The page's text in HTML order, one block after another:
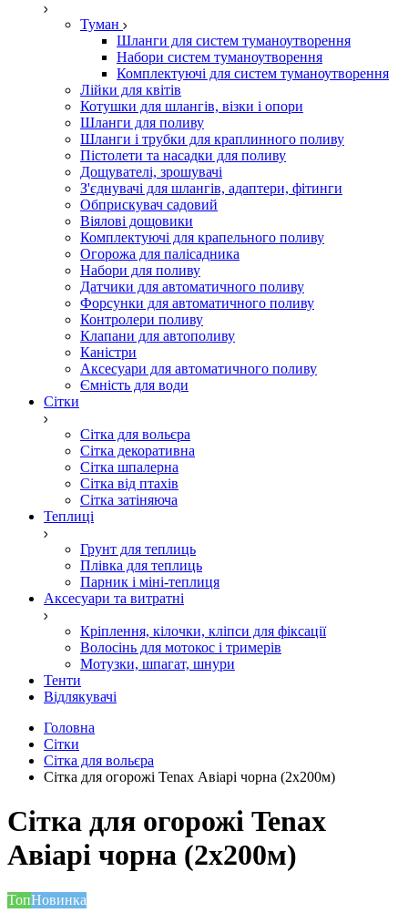
Туман
Шланги для систем туманоутворення
Набори систем туманоутворення
Комплектуючі для систем туманоутворення
Лійки для квітів
Котушки для шлангів, візки і опори
Шланги для поливу
Шланги і трубки для краплинного поливу
Пістолети та насадки для поливу
Дощувателі, зрошувачі
З'єднувачі для шлангів, адаптери, фітинги
Обприскувач садовий
Віялові дощовики
Комплектуючі для крапельного поливу
Огорожа для палісадника
Набори для поливу
Датчики для автоматичного поливу
Форсунки для автоматичного поливу
Контролери поливу
Клапани для автополиву
Каністри
Аксесуари для автоматичного поливу
Ємність для води
Сітки
Сітка для вольєра
Сітка декоративна
Сітка шпалерна
Сітка від птахів
Сітка затіняюча
Теплиці
Грунт для теплиць
Плівка для теплиць
Парник і міні-теплиця
Аксесуари та витратні
Кріплення, кілочки, кліпси для фіксації
Волосінь для мотокос і тримерів
Мотузки, шпагат, шнури
Тенти
Відлякувачі
Головна
Сітки
Сітка для вольєра
Сітка для огорожі Tenax Авіарі чорна (2х200м)
Сітка для огорожі Tenax
Авіарі чорна (2х200м)
ТопНовинка